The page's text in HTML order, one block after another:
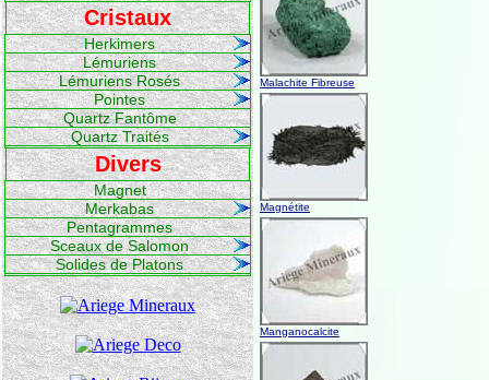
Cristaux
Herkimers
Lémuriens
Lémuriens Rosés
Pointes
Quartz Fantôme
Quartz Traités
Divers
Magnet
Merkabas
Pentagrammes
Sceaux de Salomon
Solides de Platons
Malachite Fibreuse
Magnétite
Manganocalcite